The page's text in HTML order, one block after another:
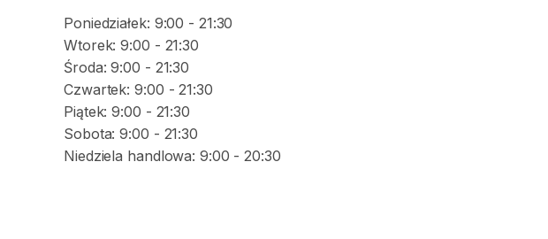
Poniedziałek: 9:00 - 21:30
Wtorek: 9:00 - 21:30
Środa: 9:00 - 21:30
Czwartek: 9:00 - 21:30
Piątek: 9:00 - 21:30
Sobota: 9:00 - 21:30
Niedziela handlowa: 9:00 - 20:30